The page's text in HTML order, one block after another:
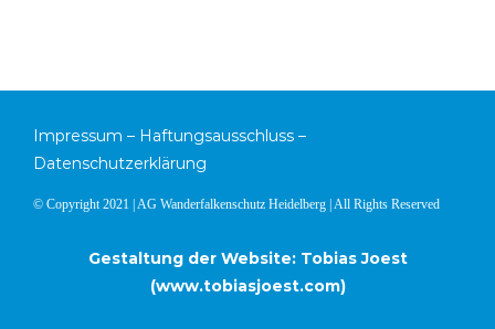
Impressum – Haftungsausschluss –
Datenschutzerklärung
© Copyright 2021 | AG Wanderfalkenschutz Heidelberg | All Rights Reserved
Gestaltung der Website: Tobias Joest
(www.tobiasjoest.com)